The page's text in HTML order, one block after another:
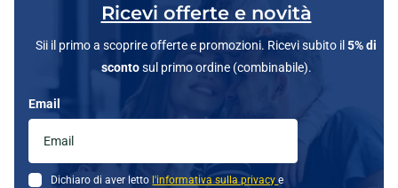
Ricevi offerte e novità
Sii il primo a scoprire offerte e promozioni. Ricevi subito il5% di
scontosul primo ordine (combinabile).
Email
Dichiaro di aver letto l'informativa sulla privacye